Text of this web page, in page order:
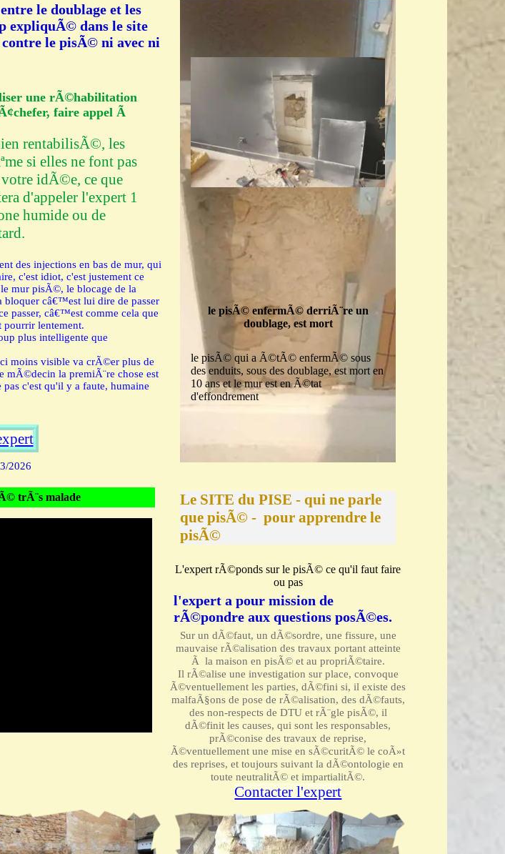
le pisÃ© enfermÃ© derriÃ¨re un
doublage, est mort
le pisÃ© qui a Ã©tÃ© enfermÃ© sous
des enduits, sous des doublage, est mort en
10 ans et le mur est en Ã©tat
d'effondrement
Le SITE du PISE - qui ne parle
que pisÃ© -  pour apprendre le
pisÃ©
L'expert rÃ©ponds sur le pisÃ© ce qu'il faut faire
ou pas
l'expert a pour mission de
rÃ©pondre aux questions posÃ©es.
Sur un dÃ©faut, un dÃ©sordre, une fissure, une
mauvaise rÃ©alisation des travaux portant atteinte
Ã la maison en pisÃ© et au propriÃ©taire.
Il rÃ©alise une investigation sur place, convoque
Ã©ventuellement les parties, dÃ©fini si, il existe des
malfaÃ§ons de pose de rÃ©alisation, des dÃ©fauts,
des non-respects de DTU et rÃ¨gle pisÃ©, il
dÃ©finit les causes, qui sont les responsables,
prÃ©conise des travaux de reprise,
Ã©ventuellement une mise en sÃ©curitÃ© le coÃ»t
des reprises, et toujours suivant la dÃ©ontologie en
toute neutralitÃ© et impartialitÃ©.
Contacter l'expert
le doublage et les
expliquÃ© dans le site
le pisÃ© ni avec ni
une rÃ©habilitation
faire appel Ã
rentabilisÃ©, les
si elles ne font pas
votre idÃ©e, ce que
d'appeler l'expert 1
humide ou de
des injections en bas de mur, qui
c'est idiot, c'est justement ce
mur pisÃ©, le blocage de la
câ€™est lui dire de passer
passer, câ€™est comme cela que
pourrir lentement.
plus intelligente que
moins visible va crÃ©er plus de
mÃ©decin la premiÃ¨re chose est
c'est qu'il y a faute, humaine
2026
trÃ¨s malade